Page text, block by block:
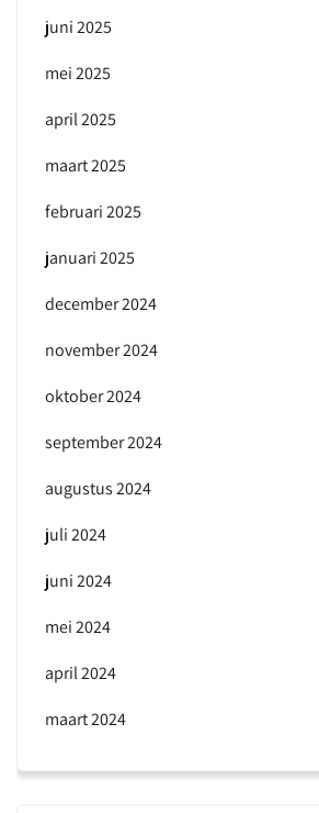
juni 2025
mei 2025
april 2025
maart 2025
februari 2025
januari 2025
december 2024
november 2024
oktober 2024
september 2024
augustus 2024
juli 2024
juni 2024
mei 2024
april 2024
maart 2024